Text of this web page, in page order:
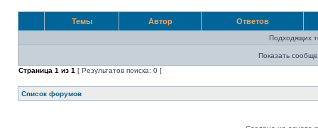
Темы Автор Ответов
Подходящих
Показать
Страница 1 из 1 [ Результатов поиска: 0 ]
Список форумов